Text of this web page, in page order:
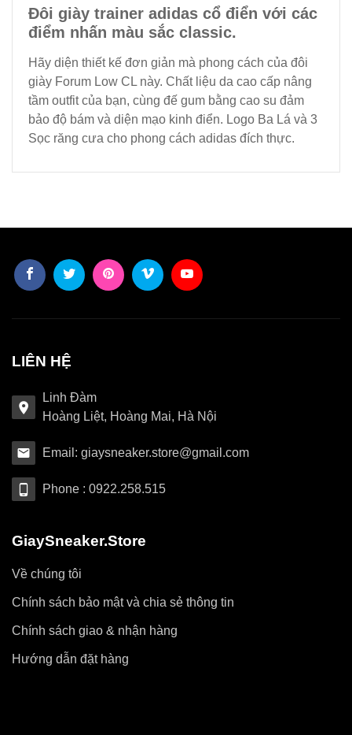
Đôi giày trainer adidas cổ điển với các
điểm nhấn màu sắc classic.
Hãy diện thiết kế đơn giản mà phong cách của đôi
giày Forum Low CL này. Chất liệu da cao cấp nâng
tầm outfit của bạn, cùng đế gum bằng cao su đảm
bảo độ bám và diện mạo kinh điển. Logo Ba Lá và 3
Sọc răng cưa cho phong cách adidas đích thực.
LIÊN HỆ
Linh Đàm
Hoàng Liệt, Hoàng Mai, Hà Nội
Email: giaysneaker.store@gmail.com
Phone : 0922.258.515
GiaySneaker.Store
Về chúng tôi
Chính sách bảo mật và chia sẻ thông tin
Chính sách giao & nhận hàng
Hướng dẫn đặt hàng